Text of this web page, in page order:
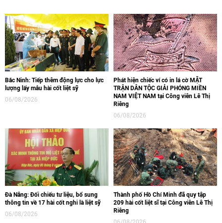
Bắc Ninh: Tiếp thêm động lực cho lực
lượng lấy mẫu hài cốt liệt sỹ
06/08/2026
Phát hiện chiếc ví có in lá cờ MẶT
TRẬN DÂN TỘC GIẢI PHÓNG MIỀN
NAM VIỆT NAM tại Công viên Lê Thị
Riêng
06/08/2026
Đà Nẵng: Đối chiếu tư liệu, bổ sung
thông tin về 17 hài cốt nghi là liệt sỹ
06/08/2026
Thành phố Hồ Chí Minh đã quy tập
209 hài cốt liệt sĩ tại Công viên Lê Thị
Riêng